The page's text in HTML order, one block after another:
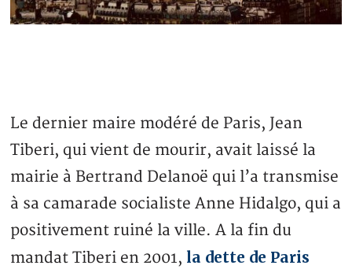
Le dernier maire modéré de Paris, Jean
Tiberi, qui vient de mourir, avait laissé la
mairie à Bertrand Delanoë qui l’a transmise
à sa camarade socialiste Anne Hidalgo, qui a
positivement ruiné la ville. A la fin du
mandat Tiberi en 2001, la dette de Paris